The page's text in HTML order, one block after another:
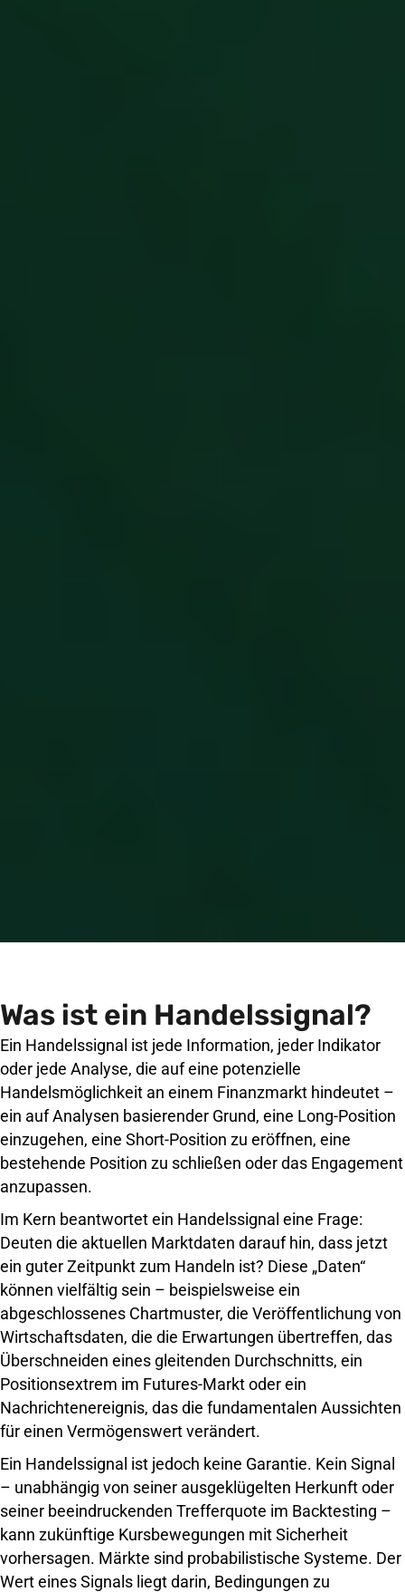
Was ist ein Handelssignal?
Ein Handelssignal ist jede Information, jeder Indikator
oder jede Analyse, die auf eine potenzielle
Handelsmöglichkeit an einem Finanzmarkt hindeutet –
ein auf Analysen basierender Grund, eine Long-Position
einzugehen, eine Short-Position zu eröffnen, eine
bestehende Position zu schließen oder das Engagement
anzupassen.
Im Kern beantwortet ein Handelssignal eine Frage:
Deuten die aktuellen Marktdaten darauf hin, dass jetzt
ein guter Zeitpunkt zum Handeln ist? Diese „Daten“
können vielfältig sein – beispielsweise ein
abgeschlossenes Chartmuster, die Veröffentlichung von
Wirtschaftsdaten, die die Erwartungen übertreffen, das
Überschneiden eines gleitenden Durchschnitts, ein
Positionsextrem im Futures-Markt oder ein
Nachrichtenereignis, das die fundamentalen Aussichten
für einen Vermögenswert verändert.
Ein Handelssignal ist jedoch keine Garantie. Kein Signal
– unabhängig von seiner ausgeklügelten Herkunft oder
seiner beeindruckenden Trefferquote im Backtesting –
kann zukünftige Kursbewegungen mit Sicherheit
vorhersagen. Märkte sind probabilistische Systeme. Der
Wert eines Signals liegt darin, Bedingungen zu